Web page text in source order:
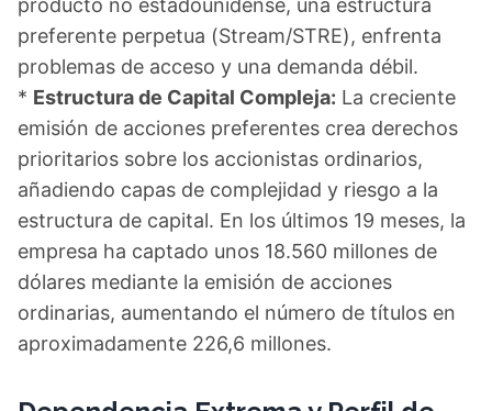
producto no estadounidense, una estructura
preferente perpetua (Stream/STRE), enfrenta
problemas de acceso y una demanda débil.
* Estructura de Capital Compleja: La creciente
emisión de acciones preferentes crea derechos
prioritarios sobre los accionistas ordinarios,
añadiendo capas de complejidad y riesgo a la
estructura de capital. En los últimos 19 meses, la
empresa ha captado unos 18.560 millones de
dólares mediante la emisión de acciones
ordinarias, aumentando el número de títulos en
aproximadamente 226,6 millones.